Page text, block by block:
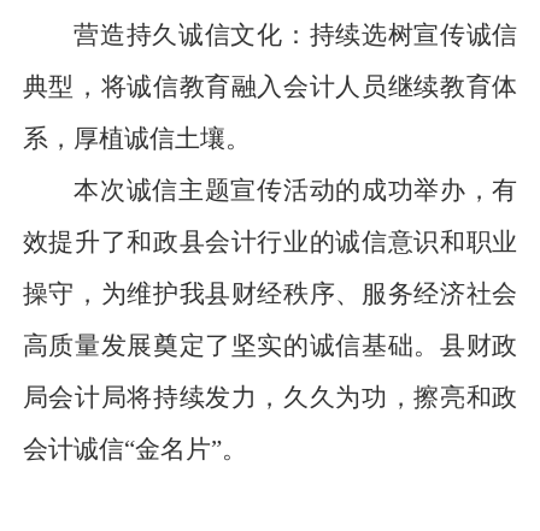
营造持久诚信文化：持续选树宣传诚信
典型，将诚信教育融入会计人员继续教育体
系，厚植诚信土壤。
本次诚信主题宣传活动的成功举办，有
效提升了和政县会计行业的诚信意识和职业
操守，为维护我县财经秩序、服务经济社会
高质量发展奠定了坚实的诚信基础。县财政
局会计局将持续发力，久久为功，擦亮和政
会计诚信“金名片”。